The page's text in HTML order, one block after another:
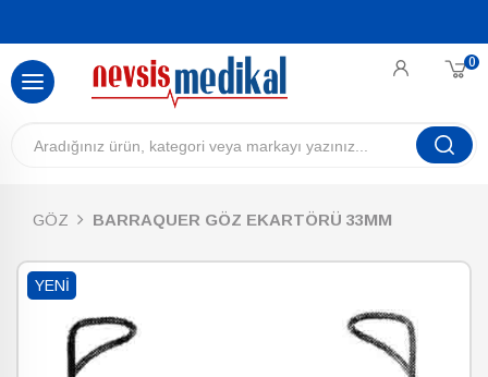
0
GÖZ BARRAQUER GÖZ EKARTÖRÜ 33MM
YENI